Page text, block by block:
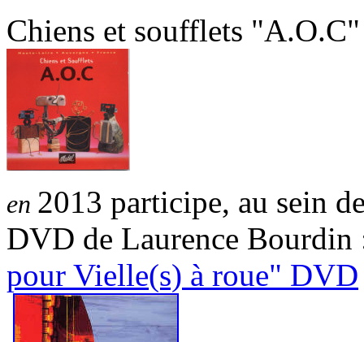
Chiens et soufflets
en 2013 participe, au sein
DVD de Laurence
pour Vielle(s) à roue" DVD